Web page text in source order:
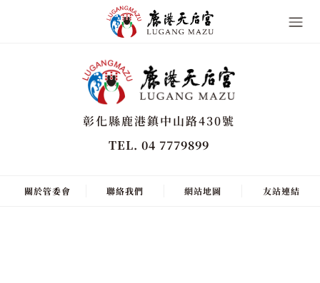
彰化縣鹿港鎮中山路430號
TEL. 04 7779899
關於管委會 聯絡我們 網站地圖 友站連結